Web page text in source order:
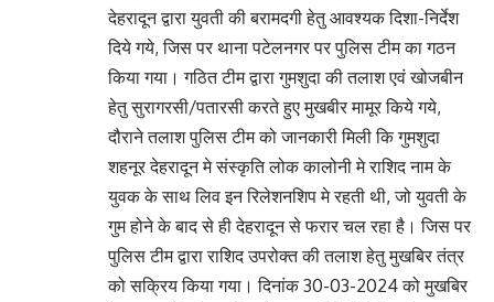
देहरादून द्वारा युवती की बरामदगी हेतु आवश्यक दिशा-निर्देश
दिये गये, जिस पर थाना पटेलनगर पर पुलिस टीम का गठन
किया गया। गठित टीम द्वारा गुमशुदा की तलाश एवं खोजबीन
हेतु सुरागरसी/पतारसी करते हुए मुखबीर मामूर किये गये,
दौराने तलाश पुलिस टीम को जानकारी मिली कि गुमशुदा
शहनूर देहरादून मे संस्कृति लोक कालोनी मे राशिद नाम के
युवक के साथ लिव इन रिलेशनशिप मे रहती थी, जो युवती के
गुम होने के बाद से ही देहरादून से फरार चल रहा है। जिस पर
पुलिस टीम द्वारा राशिद उपरोक्त की तलाश हेतु मुखबिर तंत्र
को सक्रिय किया गया। दिनांक 30-03-2024 को मुखबिर